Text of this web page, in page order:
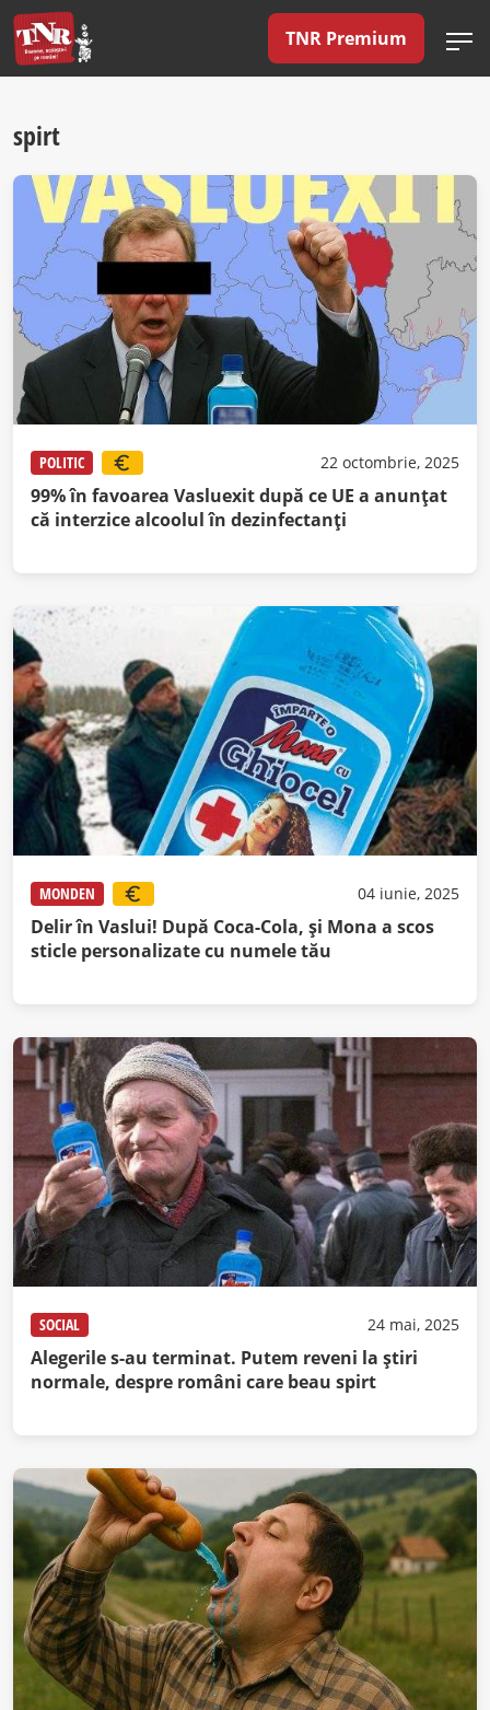
TNR Premium
spirt
POLITIC 22 octombrie, 2025
99% în favoarea Vasluexit după ce UE a anunţat
că interzice alcoolul în dezinfectanţi
MONDEN 04 iunie, 2025
Delir în Vaslui! După Coca-Cola, şi Mona a scos
sticle personalizate cu numele tău
SOCIAL 24 mai, 2025
Alegerile s-au terminat. Putem reveni la știri
normale, despre români care beau spirt